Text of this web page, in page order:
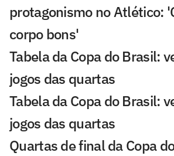
protagonismo no Atlético:
corpo bons'
Tabela da Copa do Brasil:
jogos das quartas
Tabela da Copa do Brasil:
jogos das quartas
Quartas de final da Copa